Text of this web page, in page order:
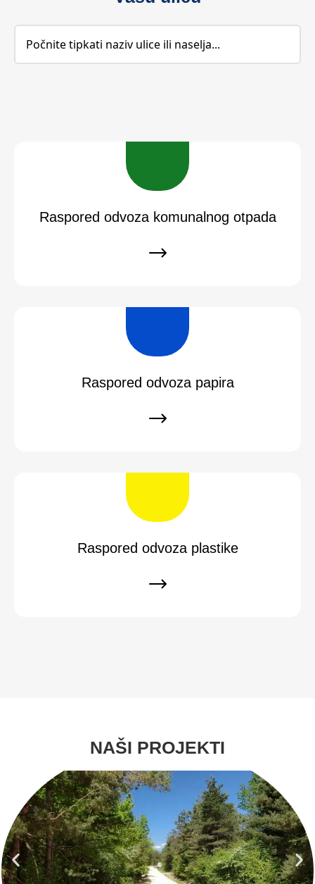
Raspored odvoza komunalnog otpada
Raspored odvoza papira
Raspored odvoza plastike
NAŠI PROJEKTI